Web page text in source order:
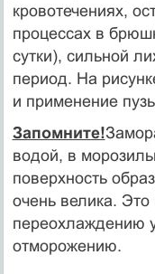
кровотечениях,
процессах в
сутки), сильной
период. На
и применение
Запомните!
водой, в
поверхность
очень велика.
переохлаждению
отморожению.